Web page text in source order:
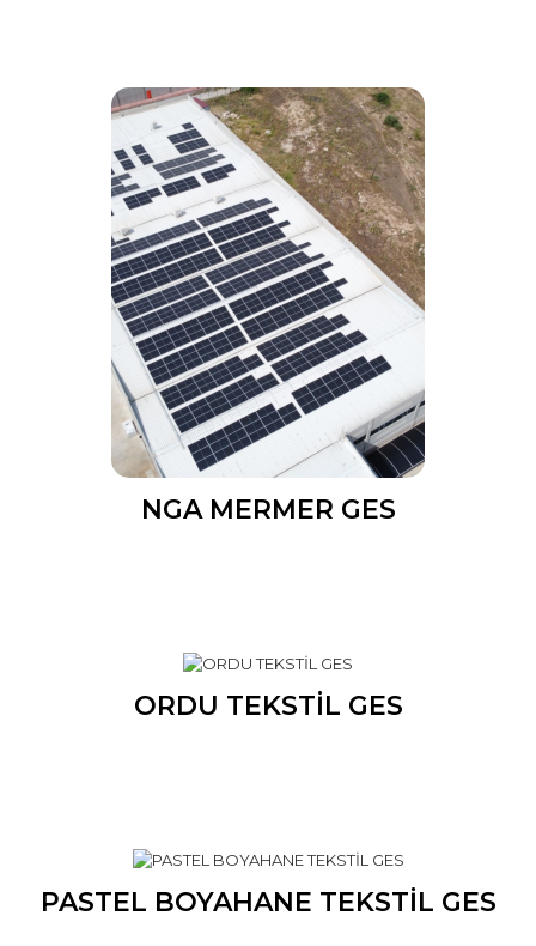
NGA MERMER GES
ORDU TEKSTİL GES
PASTEL BOYAHANE TEKSTİL GES